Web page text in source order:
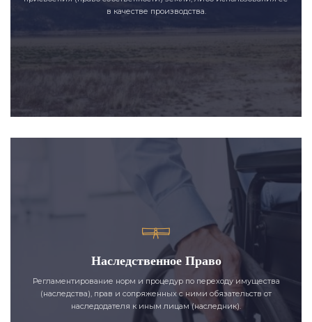
в качестве производства.
Наследственное Право
Регламентирование норм и процедур по переходу имущества
(наследства), прав и сопряженных с ними обязательств от
наследодателя к иным лицам (наследник).